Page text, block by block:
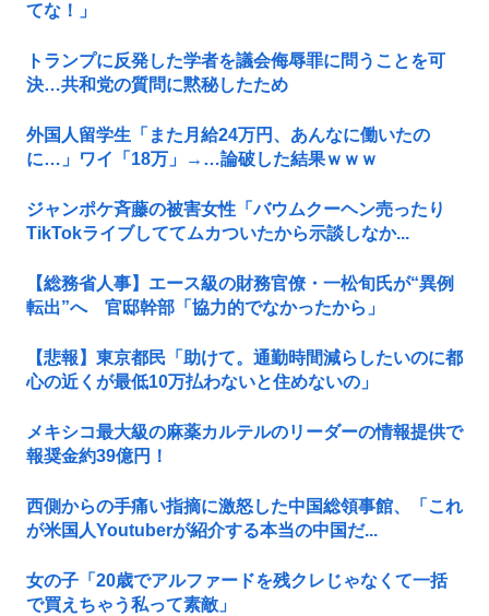
てな！」
トランプに反発した学者を議会侮辱罪に問うことを可
決…共和党の質問に黙秘したため
外国人留学生「また月給24万円、あんなに働いたの
に…」ワイ「18万」→…論破した結果ｗｗｗ
ジャンポケ斉藤の被害女性「バウムクーヘン売ったり
TikTokライブしててムカついたから示談しなか...
【総務省人事】エース級の財務官僚・一松旬氏が“異例
転出”へ 官邸幹部「協力的でなかったから」
【悲報】東京都民「助けて。通勤時間減らしたいのに都
心の近くが最低10万払わないと住めないの」
メキシコ最大級の麻薬カルテルのリーダーの情報提供で
報奨金約39億円！
西側からの手痛い指摘に激怒した中国総領事館、「これ
が米国人Youtuberが紹介する本当の中国だ...
女の子「20歳でアルファードを残クレじゃなくて一括
で買えちゃう私って素敵」